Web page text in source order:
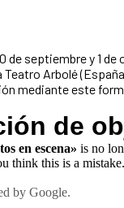
de septiembre y 1
Arbolé
mediante este